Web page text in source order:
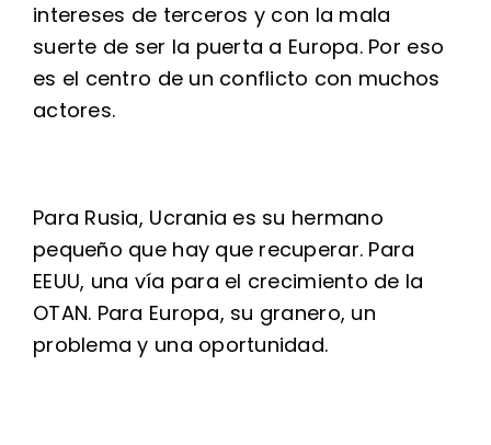
intereses de terceros y con la mala
suerte de ser la puerta a Europa. Por eso
es el centro de un conflicto con muchos
actores.
Para Rusia, Ucrania es su hermano
pequeño que hay que recuperar. Para
EEUU, una vía para el crecimiento de la
OTAN. Para Europa, su granero, un
problema y una oportunidad.